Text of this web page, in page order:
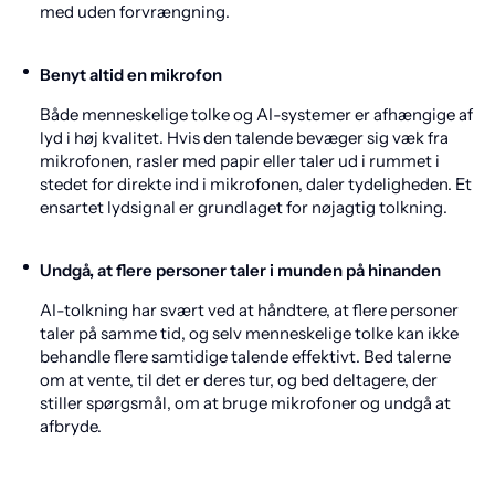
med uden forvrængning.
Benyt altid en mikrofon
Både menneskelige tolke og AI-systemer er afhængige af
lyd i høj kvalitet. Hvis den talende bevæger sig væk fra
mikrofonen, rasler med papir eller taler ud i rummet i
stedet for direkte ind i mikrofonen, daler tydeligheden. Et
ensartet lydsignal er grundlaget for nøjagtig tolkning.
Undgå, at flere personer taler i munden på hinanden
AI-tolkning har svært ved at håndtere, at flere personer
taler på samme tid, og selv menneskelige tolke kan ikke
behandle flere samtidige talende effektivt. Bed talerne
om at vente, til det er deres tur, og bed deltagere, der
stiller spørgsmål, om at bruge mikrofoner og undgå at
afbryde.